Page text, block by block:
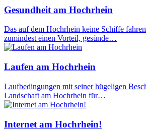
Gesundheit am Hochrhein
Das auf dem Hochrhein keine Schiffe
zumindest einen Vorteil, gesünde…
Laufen am Hochrhein
Laufbedingungen mit seiner hügeligen
Landschaft am Hochrhein für…
Internet am Hochrhein!